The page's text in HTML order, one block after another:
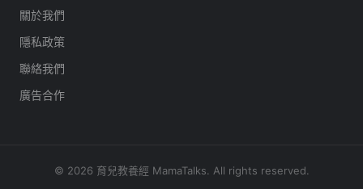
關於我們
隱私政策
聯絡我們
廣告合作
© 2026 育兒教養經 MamaTalks. All rights reserved.